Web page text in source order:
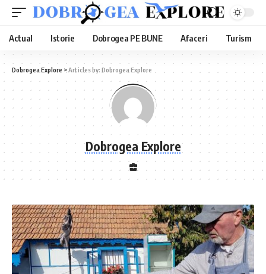
Actual Istorie Dobrogea PE BUNE Afaceri Turism
Dobrogea Explore >Articles by: Dobrogea Explore
Dobrogea Explore